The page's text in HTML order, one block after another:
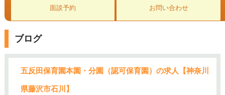
面談予約 お問い合わせ
ブログ
五反田保育園本園・分園（認可保育園）の求人【神奈川
県藤沢市石川】